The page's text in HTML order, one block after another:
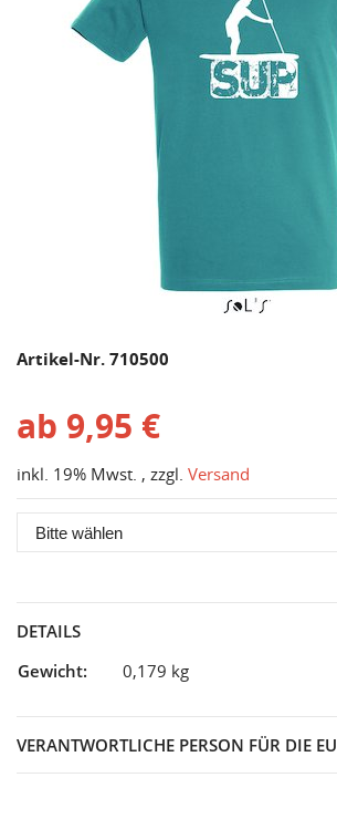
Artikel-Nr. 710500
ab 9,95 €
inkl. 19% Mwst. , zzgl. Versand
DETAILS
Gewicht:
0,179 kg
VERANTWORTLICHE PERSON FÜR DIE EU